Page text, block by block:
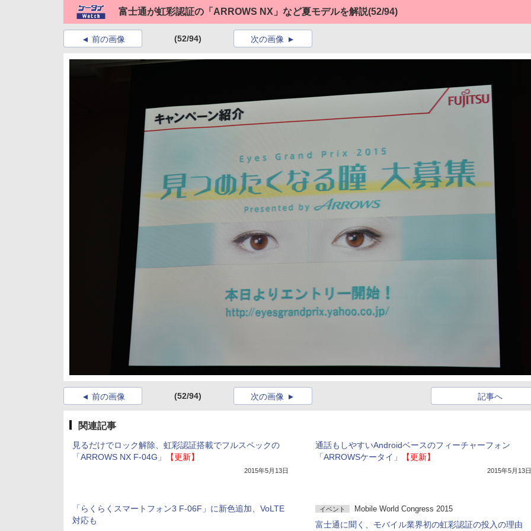
富士通が虹彩認証の「ARROWS NX」など夏モデルを解説(52/94)
前の画像 (52/94) 次の画像
前の画像 (52/94) 記事へ
次の画像
関連記事
見るだけでロック解除、虹彩認証搭載でフルスペックの
「ARROWS NX F-04G」
【更新】
2015年5月13日
通話もしやすいAndroidベースのフィーチャーフォン
「ARROWSケータイ」
【更新】
2015年5月13日
「らくらくスマートフォン3 F-06F」に新色追加、VoLTE
対応も
イベント Mobile World Congress 2015
富士通に聞く、モバイル業界初の虹彩認証の投入の理由